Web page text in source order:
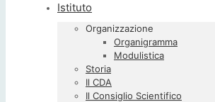
Istituto
Organizzazione
Organigramma
Modulistica
Storia
Il CDA
Il Consiglio Scientifico